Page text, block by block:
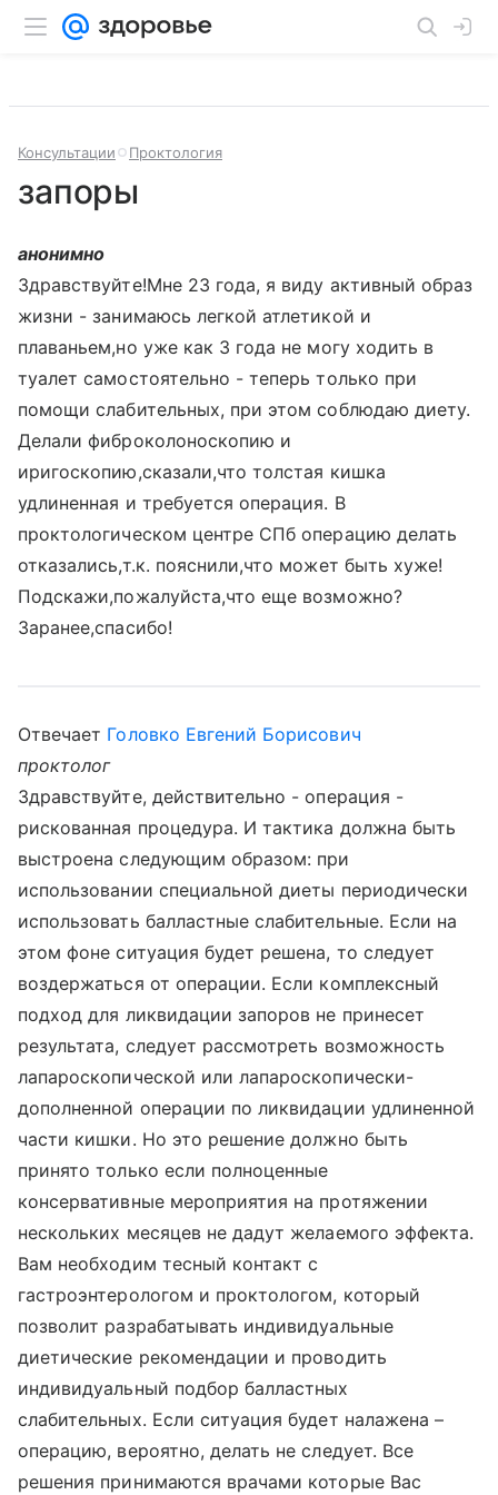
Консультации Проктология
запоры
анонимно
Здравствуйте!Мне 23 года, я виду активный образ
жизни - занимаюсь легкой атлетикой и
плаваньем,но уже как 3 года не могу ходить в
туалет самостоятельно - теперь только при
помощи слабительных, при этом соблюдаю диету.
Делали фиброколоноскопию и
иригоскопию,сказали,что толстая кишка
удлиненная и требуется операция. В
проктологическом центре СПб операцию делать
отказались,т.к. пояснили,что может быть хуже!
Подскажи,пожалуйста,что еще возможно?
Заранее,спасибо!
Отвечает Головко Евгений Борисович
проктолог
Здравствуйте, действительно - операция -
рискованная процедура. И тактика должна быть
выстроена следующим образом: при
использовании специальной диеты периодически
использовать балластные слабительные. Если на
этом фоне ситуация будет решена, то следует
воздержаться от операции. Если комплексный
подход для ликвидации запоров не принесет
результата, следует рассмотреть возможность
лапароскопической или лапароскопически-
дополненной операции по ликвидации удлиненной
части кишки. Но это решение должно быть
принято только если полноценные
консервативные мероприятия на протяжении
нескольких месяцев не дадут желаемого эффекта.
Вам необходим тесный контакт с
гастроэнтерологом и проктологом, который
позволит разрабатывать индивидуальные
диетические рекомендации и проводить
индивидуальный подбор балластных
слабительных. Если ситуация будет налажена –
операцию, вероятно, делать не следует. Все
решения принимаются врачами которые Вас